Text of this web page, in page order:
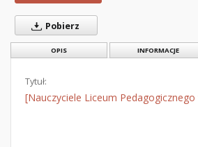
Pobierz
OPIS INFORMACJE
Tytuł:
[Nauczyciele Liceum